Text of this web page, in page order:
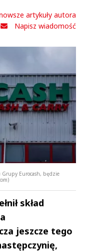
artykuły autora
Napisz wiadomość
Grupy Eurocash, będzie
skład
jeszcze tego